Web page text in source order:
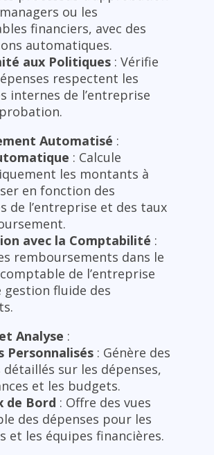
ou les
financiers, avec des
automatiques.
aux Politiques : Vérifie
respectent les
internes de l’entreprise
Automatisé :
: Calcule
les montants à
en fonction des
de l’entreprise et des taux
avec la Comptabilité :
remboursements dans le
de l’entreprise
gestion fluide des
Analyse :
Personnalisés : Génère des
sur les dépenses,
et les budgets.
de Bord : Offre des vues
des dépenses pour les
et les équipes financières.